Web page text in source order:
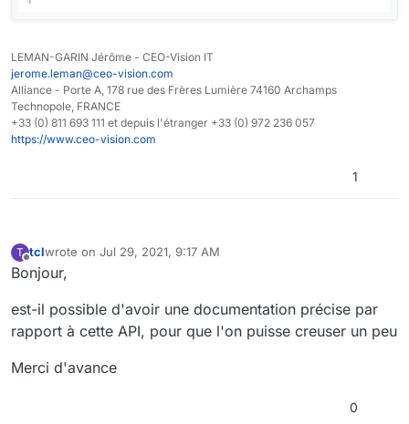
LEMAN-GARIN Jérôme - CEO-Vision IT
jerome.leman@ceo-vision.com
Alliance - Porte A, 178 rue des Frères Lumière 74160 Archamps
Technopole, FRANCE
+33 (0) 811 693 111 et depuis l'étranger +33 (0) 972 236 057
https://www.ceo-vision.com
1
T
Offline
tclwrote on Jul 29, 2021, 9:17 AM
last edited by
Bonjour,
est-il possible d'avoir une documentation précise par
rapport à cette API, pour que l'on puisse creuser un peu
Merci d'avance
0